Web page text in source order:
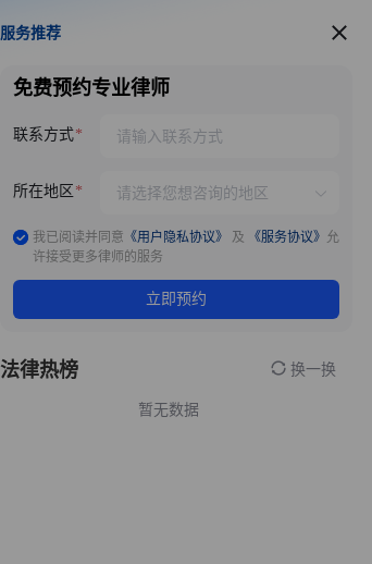
服务推荐
服务推荐
免费预约专业律师
联系方式
所在地区
我已阅读并同意 《用户隐私协议》 及 《服务协议》 允
许接受更多律师的服务
立即预约
法律热榜 换一换
暂无数据